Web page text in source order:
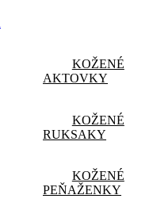
KOŽENÉ
AKTOVKY
KOŽENÉ
RUKSAKY
KOŽENÉ
PEŇAŽENKY